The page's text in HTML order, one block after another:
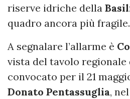
riserve idriche della
quadro ancora più fragile.
A segnalare l’allarme è
vista del tavolo
convocato per il 21
Donato Pentassuglia,